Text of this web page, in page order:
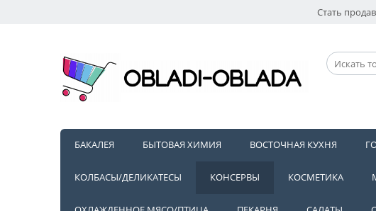
Стать
БАКАЛЕЯ БЫТОВАЯ ХИМИЯ ВОСТОЧНАЯ КУХНЯ
КОЛБАСЫ/ДЕЛИКАТЕСЫ КОНСЕРВЫ КОСМЕТИКА